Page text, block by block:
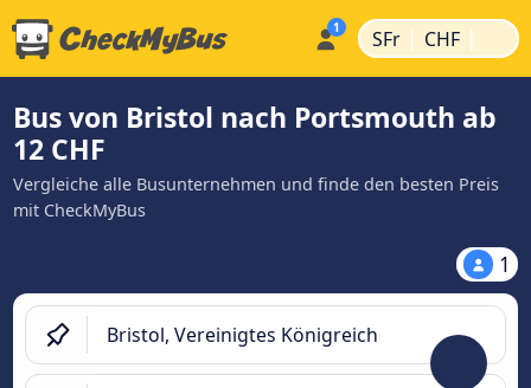
SFr | CHF |
Bus von Bristol nach Portsmouth ab
12 CHF
Vergleiche alle Busunternehmen und finde den besten Preis
mit CheckMyBus
1